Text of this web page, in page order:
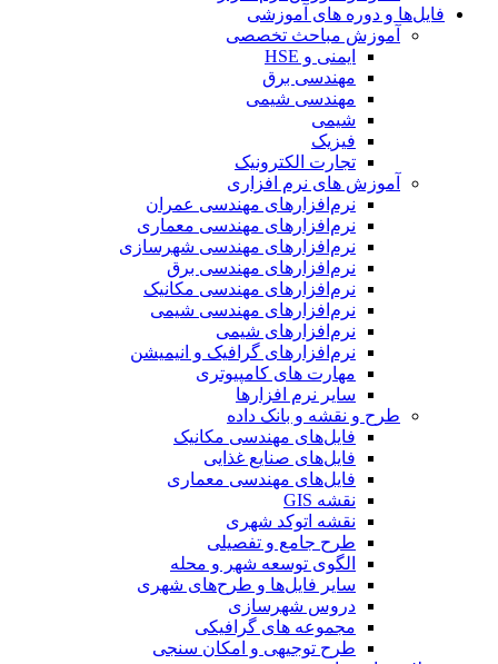
فایل‌ها و دوره های آموزشی
آموزش مباحث تخصصی
ایمنی و HSE
مهندسی برق
مهندسی شیمی
شیمی
فیزیک
تجارت الکترونیک
آموزش های نرم افزاری
نرم‌افزارهای مهندسی عمران
نرم‌افزارهای مهندسی معماری
نرم‌افزارهای مهندسی شهرسازی
نرم‌افزارهای مهندسی برق
نرم‌افزارهای مهندسی مکانیک
نرم‌افزارهای مهندسی شیمی
نرم‌افزارهای شیمی
نرم‌افزارهای گرافیک و انیمیشن
مهارت های کامپیوتری
سایر نرم افزارها
طرح و نقشه و بانک داده
فایل‌های مهندسی مکانیک
فایل‌های صنایع غذایی
فایل‌های مهندسی معماری
نقشه GIS
نقشه اتوکد شهری
طرح جامع و تفصیلی
الگوی توسعه شهر و محله
سایر فایل‌ها و طرح‌های شهری
دروس شهرسازی
مجموعه های گرافیکی
طرح توجیهی و امکان سنجی